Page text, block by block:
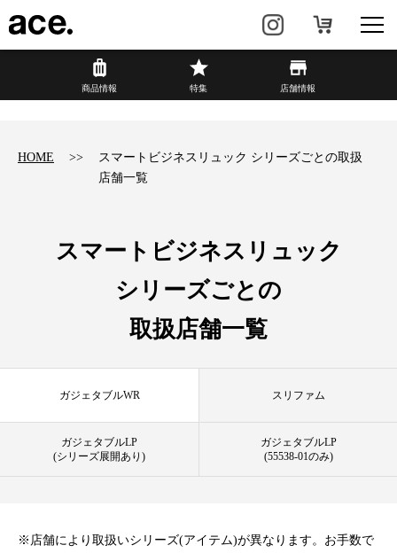
商品情報
トラベル・
カジュアル HAyU×ace.
特集 ace.とは
商品情報 特集 店舗情報
HOME
スマートビジネスリュック シリーズごとの取扱
店舗一覧
スマートビジネスリュック
シリーズごとの
取扱店舗一覧
ガジェタブルWR スリファム
ガジェタブルLP
(シリーズ展開あり)
ガジェタブルLP
(55538-01のみ)
※店舗により取扱いシリーズ(アイテム)が異なります。お手数で